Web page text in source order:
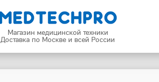
Магазин медицинской техники
Доставка по Москве и всей России